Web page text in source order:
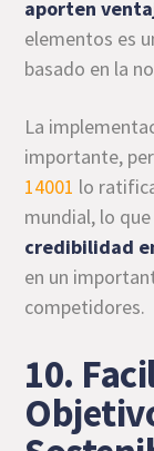
aporten
elementos es
basado en la
La
importante,
14001 lo
mundial, lo que
credibilidad
en un
competidores.
10.